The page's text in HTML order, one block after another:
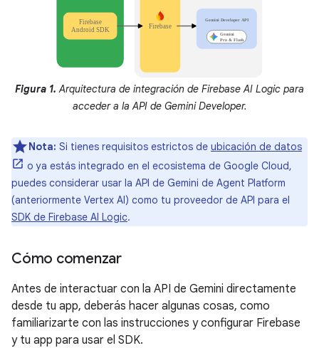
Figura 1. Arquitectura de integración de Firebase AI Logic para
acceder a la API de Gemini Developer.
Nota: Si tienes requisitos estrictos de ubicación de datos
o ya estás integrado en el ecosistema de Google Cloud,
puedes considerar usar la API de Gemini de Agent Platform
(anteriormente Vertex AI) como tu proveedor de API para el
SDK de Firebase AI Logic.
Cómo comenzar
Antes de interactuar con la API de Gemini directamente
desde tu app, deberás hacer algunas cosas, como
familiarizarte con las instrucciones y configurar Firebase
y tu app para usar el SDK.